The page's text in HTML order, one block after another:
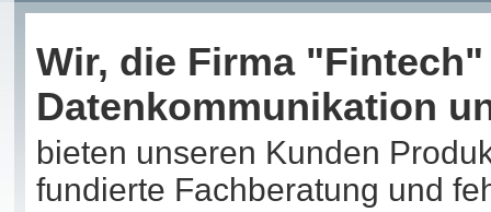
Wir, die Firma
Datenkommunikation
bieten unseren Kunden
fundierte Fachberatung und